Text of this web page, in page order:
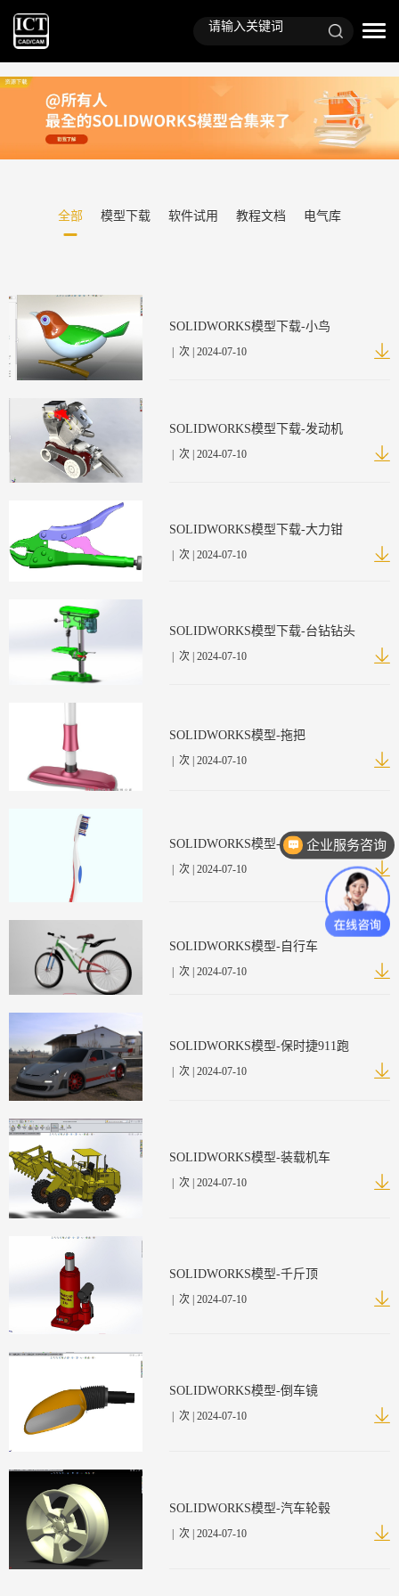
全部 模型下载 软件试用 教程文档 电气库
SOLIDWORKS模型下载-小鸟
次 | 2024-07-10
SOLIDWORKS模型下载-发动机
次 | 2024-07-10
SOLIDWORKS模型下载-大力钳
次 | 2024-07-10
SOLIDWORKS模型下载-台钻钻头
| 次 | 2024-07-10
SOLIDWORKS模型-拖把
次 | 2024-07-10
SOLIDWORKS模型-牙刷
次 | 2024-07-10
SOLIDWORKS模型-自行车
次 | 2024-07-10
SOLIDWORKS模型-保时捷911跑
| 次 | 2024-07-10
SOLIDWORKS模型-装载机车
次 | 2024-07-10
SOLIDWORKS模型-千斤顶
次 | 2024-07-10
SOLIDWORKS模型-倒车镜
次 | 2024-07-10
SOLIDWORKS模型-汽车轮毂
| 次 | 2024-07-10
企业服务咨询